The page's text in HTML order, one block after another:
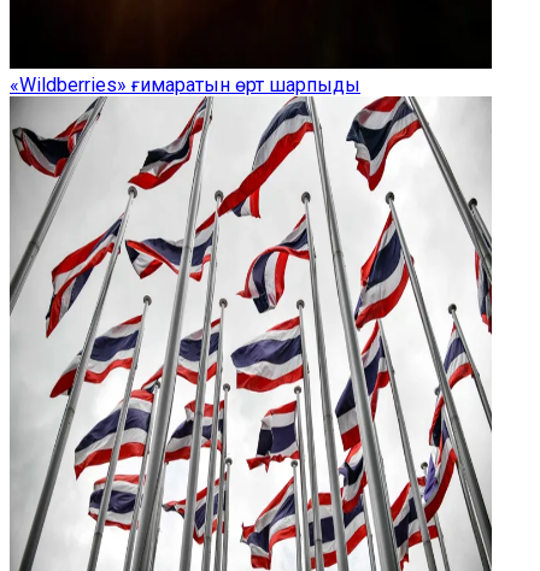
«Wildberries» ғимаратын өрт шарпыды